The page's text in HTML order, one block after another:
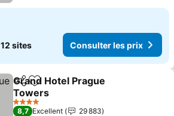
12 sites Consulter les prix
PartagerAjouter à mes favoris
Grand Hotel Prague
Towers
Consulter les prix
4 Étoiles
8,7 Excellent
29 883